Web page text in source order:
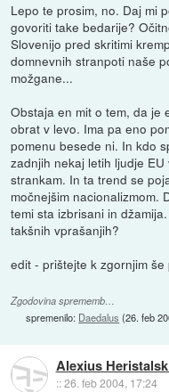
Lepo te prosim, no. Daj mi
govoriti take bedarije?
Slovenijo pred skritimi
domnevnih stranpoti naše
možgane...
Obstaja en mit o tem, da je
obrat v levo. Ima pa eno
pomenu besede ni. In kdo
zadnjih nekaj letih ljudje
strankam. In ta trend se
močnejšim nacionalizmom.
temi sta izbrisani in
takšnih vprašanjih?
edit - prištejte k zgornjim
Zgodovina sprememb…
spremenilo: Daedalus (26. feb
Alexius
::26. feb 2004, 17:24